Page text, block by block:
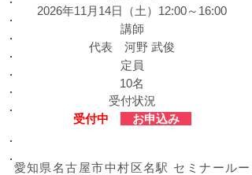
2026年11月14日（土）12:00～16:00
定員
10名
受付状況
​受付中
お申込み
​講師
代表 河野 武俊
愛知県名古屋市中村区名駅 セミナールー